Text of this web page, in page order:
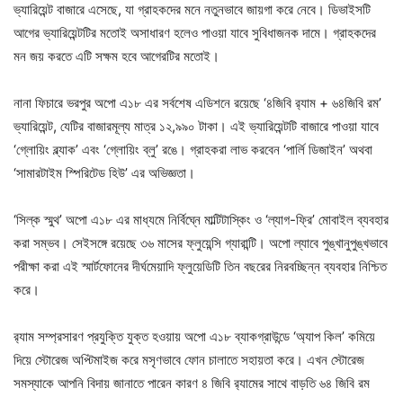
ভ্যারিয়েন্ট বাজারে এসেছে, যা গ্রাহকদের মনে নতুনভাবে জায়গা করে নেবে। ডিভাইসটি
আগের ভ্যারিয়েন্টটির মতোই অসাধারণ হলেও পাওয়া যাবে সুবিধাজনক দামে। গ্রাহকদের
মন জয় করতে এটি সক্ষম হবে আগেরটির মতোই।
নানা ফিচারে ভরপুর অপো এ১৮ এর সর্বশেষ এডিশনে রয়েছে ‘৪জিবি র‌্যাম + ৬৪জিবি রম’
ভ্যারিয়েন্ট, যেটির বাজারমূল্য মাত্র ১২,৯৯০ টাকা। এই ভ্যারিয়েন্টটি বাজারে পাওয়া যাবে
‘গ্লোয়িং ব্ল্যাক’ এবং ‘গ্লোয়িং ব্লু’ রঙে। গ্রাহকরা লাভ করবেন ‘পার্লি ডিজাইন’ অথবা
‘সামারটাইম স্পিরিটেড হিউ’ এর অভিজ্ঞতা।
‘সিল্ক স্মুথ’ অপো এ১৮ এর মাধ্যমে নির্বিঘ্নে মাল্টিটাস্কিং ও ‘ল্যাগ-ফ্রি’ মোবাইল ব্যবহার
করা সম্ভব। সেইসঙ্গে রয়েছে ৩৬ মাসের ফ্লুয়েন্সি গ্যারান্টি। অপো ল্যাবে পুঙ্খানুপুঙ্খভাবে
পরীক্ষা করা এই স্মার্টফোনের দীর্ঘমেয়াদি ফ্লুয়েডিটি তিন বছরের নিরবচ্ছিন্ন ব্যবহার নিশ্চিত
করে।
র‌্যাম সম্প্রসারণ প্রযুক্তি যুক্ত হওয়ায় অপো এ১৮ ব্যাকগ্রাউন্ডে ‘অ্যাপ কিল’ কমিয়ে
দিয়ে স্টোরেজ অপ্টিমাইজ করে মসৃণভাবে ফোন চালাতে সহায়তা করে। এখন স্টোরেজ
সমস্যাকে আপনি বিদায় জানাতে পারেন কারণ ৪ জিবি র‌্যামের সাথে বাড়তি ৬৪ জিবি রম